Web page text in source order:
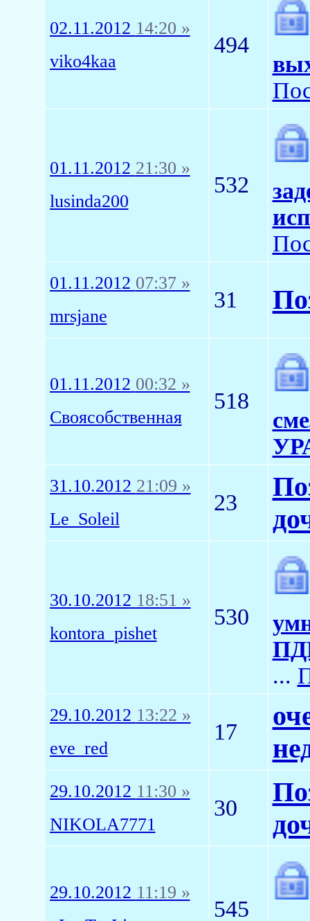
02.11.2012 14:20 »
viko4kaa
494
01.11.2012 21:30 »
lusinda200
532
01.11.2012 07:37 »
mrsjane
31
01.11.2012 00:32 »
Своясобственная
518
31.10.2012 21:09 »
Le_Soleil
23
30.10.2012 18:51 »
kontora_pishet
530
...
29.10.2012 13:22 »
eve_red
17
29.10.2012 11:30 »
NIKOLA7771
30
29.10.2012 11:19 »
545